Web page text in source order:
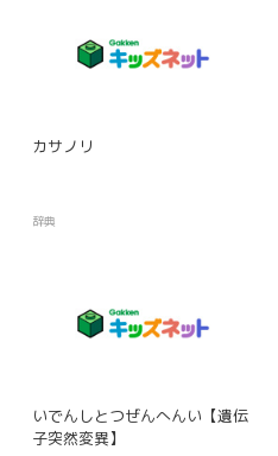
カサノリ
辞典
いでんしとつぜんへんい【遺伝
子突然変異】